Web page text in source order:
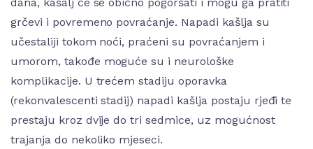
grčevi i povremeno povraćanje. Napadi kašlja su
učestaliji tokom noći, praćeni su povraćanjem i
umorom, takođe moguće su i neurološke
komplikacije. U trećem stadiju oporavka
(rekonvalescenti stadij) napadi kašlja postaju rjeđi te
prestaju kroz dvije do tri sedmice, uz mogućnost
trajanja do nekoliko mjeseci.